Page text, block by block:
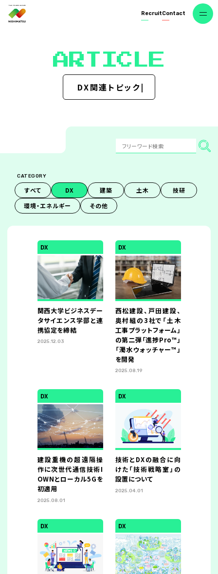
RecruitContact
A R IC L E
DX関連 ト ピッ ク
CATEGORY
すべて DX 建築 土木 技研
環境・エネルギー その他
DX
関西大学ビジネスデー
タサイエンス学部と連
携協定を締結
2025.12.03
DX
西松建設、戸田建設、
奥村組の3社で「土木
工事プラットフォーム」
の第二弾「進捗Pro™」
「濁水ウォッチャー™」
を開発
2025.08.19
DX
建設重機の超遠隔操
作に次世代通信技術I
OWNとローカル5Gを
初適用
2025.08.01
DX
技術とDXの融合に向
けた「技術戦略室」の
設置について
2025.04.01
DX DX